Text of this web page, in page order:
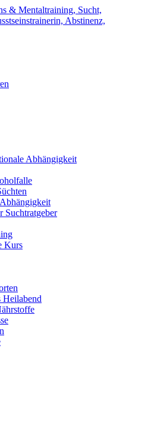
Abhängigkeit
Suchtratgeber
Kurs
Heilabend